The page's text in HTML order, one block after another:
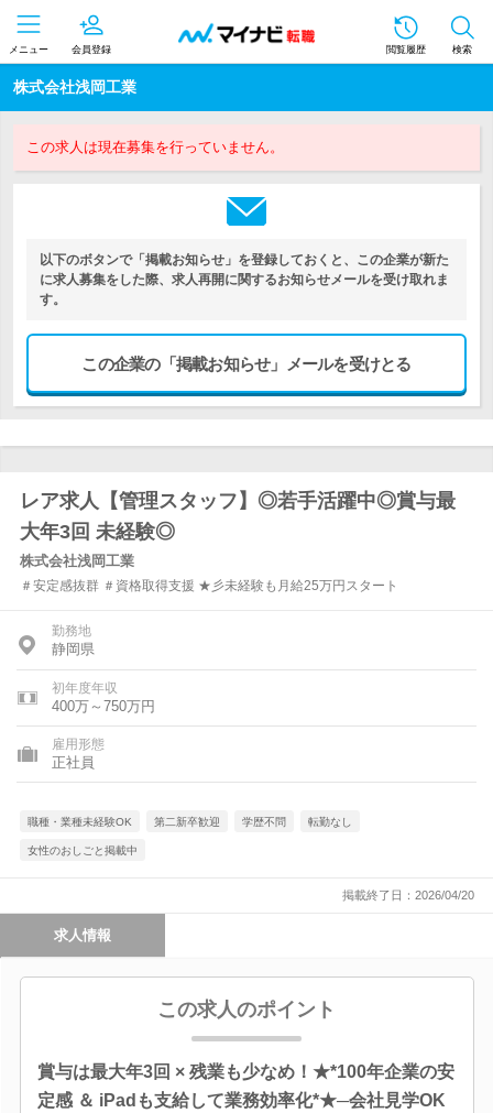
メニュー 会員登録 閲覧履歴 検索
株式会社浅岡工業
この求人は現在募集を行っていません。
以下のボタンで「掲載お知らせ」を登録しておくと、この企業が新た
に求人募集をした際、求人再開に関するお知らせメールを受け取れま
す。
この企業の「掲載お知らせ」メールを受けとる
レア求人【管理スタッフ】◎若手活躍中◎賞与最
大年3回 未経験◎
株式会社浅岡工業
＃安定感抜群 ＃資格取得支援 ★彡未経験も月給25万円スタート
勤務地
静岡県
初年度年収
400万～750万円
雇用形態
正社員
職種・業種未経験OK 第二新卒歓迎 学歴不問 転勤なし
女性のおしごと掲載中
掲載終了日：2026/04/20
求人情報
この求人のポイント
賞与は最大年3回 × 残業も少なめ！★*100年企業の安
定感 ＆ iPadも支給して業務効率化*★─会社見学OK